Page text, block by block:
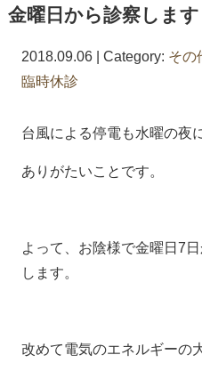
金曜日から診察します
2018.09.06 | Category: その
臨時休診
台風による停電も水曜の夜
ありがたいことです。
よって、お陰様で金曜日7
します。
改めて電気のエネルギーの